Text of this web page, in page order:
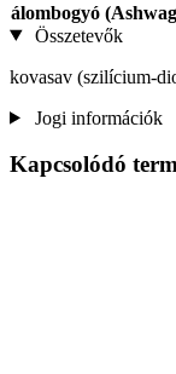
álombogyó
Összetevők
kovasav (szilícium-
Jogi információk
Kapcsolódó